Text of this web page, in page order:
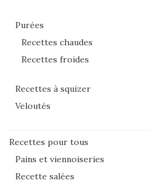
Purées
Recettes chaudes
Recettes froides
Recettes à squizer
Veloutés
Recettes pour tous
Pains et viennoiseries
Recette salées